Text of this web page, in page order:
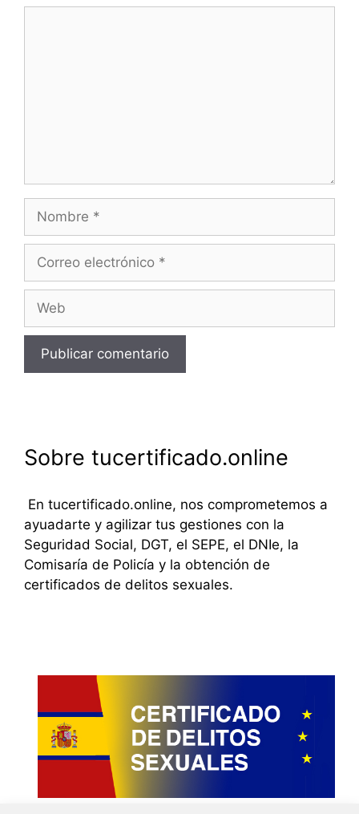
Nombre
Correo
Web
Sobre tucertificado.online
En tucertificado.online, nos comprometemos a
ayuadarte y agilizar tus gestiones con la
Seguridad Social, DGT, el SEPE, el DNIe, la
Comisaría de Policía y la obtención de
certificados de delitos sexuales.